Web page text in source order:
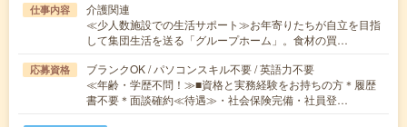
仕事内容
介護関連
≪少人数施設での生活サポート≫お年寄りたちが自立を目指
して集団生活を送る「グループホーム」。食材の買…
応募資格
ブランクOK / パソコンスキル不要 / 英語力不要
≪年齢・学歴不問！≫■資格と実務経験をお持ちの方＊履歴
書不要＊面談確約≪待遇≫・社会保険完備・社員登…